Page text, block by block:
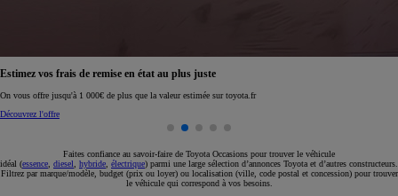
Réservez en ligne votre occasion pour 1€ seulement
Réservez en ligne
Faites confiance au savoir-faire de Toyota Occasions pour trouver le véhicule
idéal (essence diesel hybride électrique) parmi une large sélection d’annonces Toyota et d’autres constructeurs.
Filtrez par marque/modèle, budget (prix ou loyer) ou localisation (ville, code postal et concession) pour trouver
le véhicule qui correspond à vos besoins.